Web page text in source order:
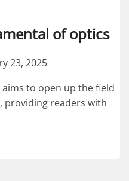
of optics
23, 2025
to open up the field
providing readers with